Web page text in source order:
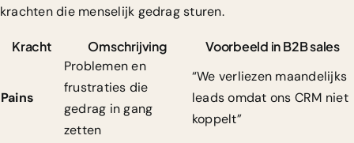
krachten die menselijk gedrag sturen.
Kracht Omschrijving Voorbeeld in B2B sales
Pains
Problemen en
frustraties die
gedrag in gang
zetten
“We verliezen maandelijks
leads omdat ons CRM niet
koppelt”